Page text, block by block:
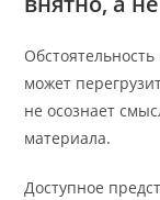
может
не осознает
материала.
Доступное